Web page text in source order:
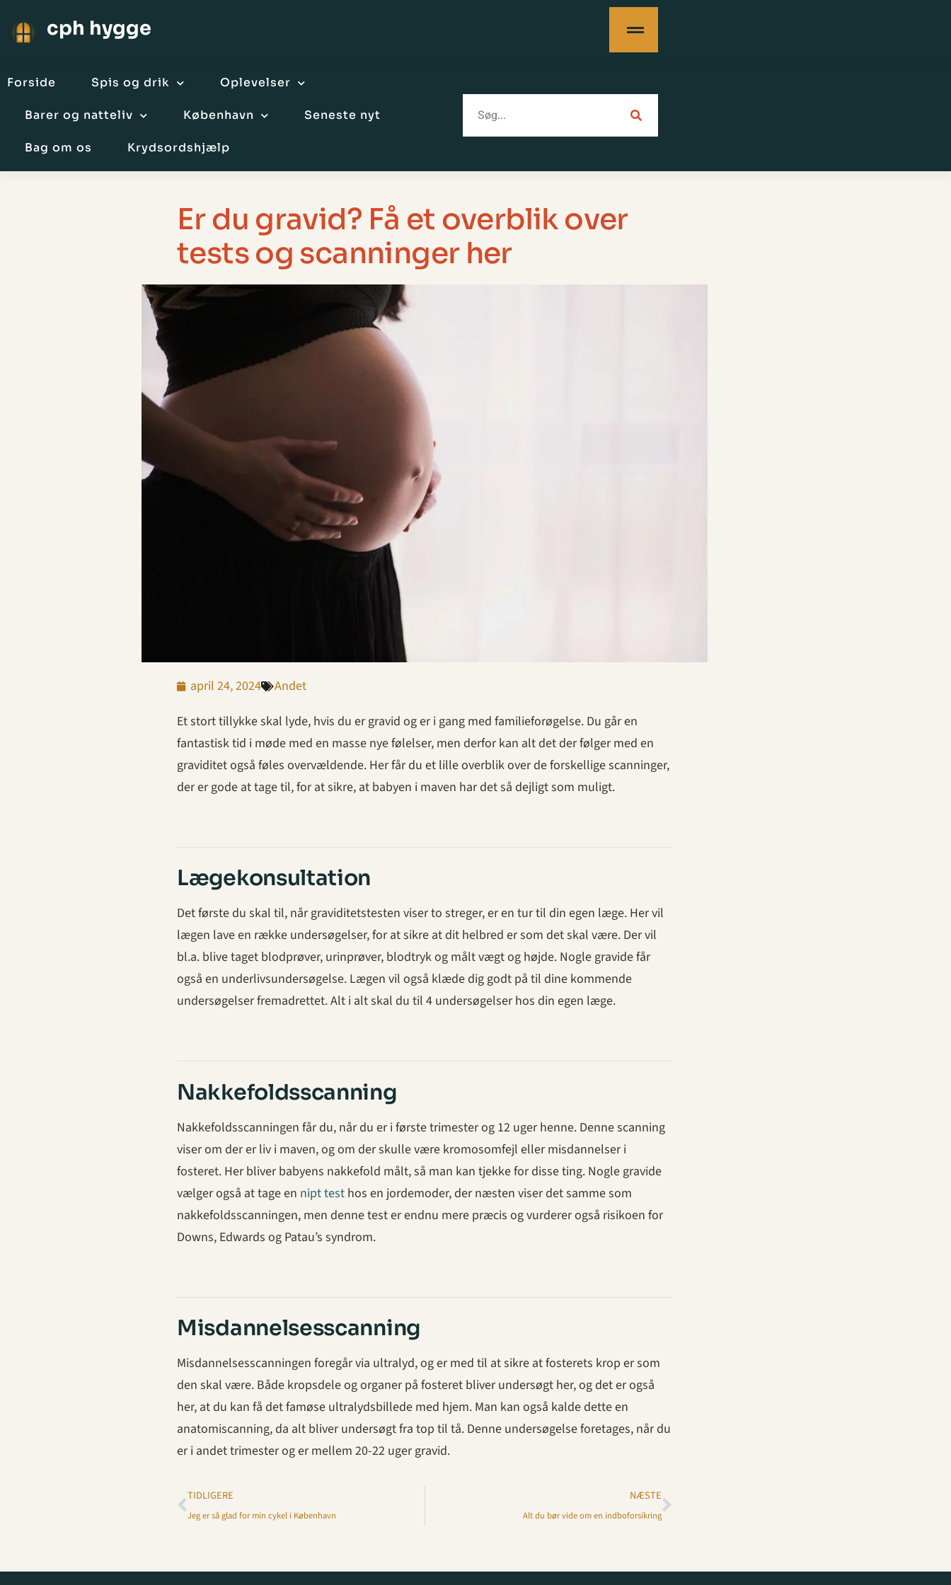
cph hygge
Forside Spis og drik Oplevelser
Barer og natteliv København Seneste nyt
Bag om os Krydsordshjælp
Er du gravid? Få et overblik over
tests og scanninger her
april 24, 2024
Andet
Et stort tillykke skal lyde, hvis du er gravid og er i gang med familieforøgelse. Du går en
fantastisk tid i møde med en masse nye følelser, men derfor kan alt det der følger med en
graviditet også føles overvældende. Her får du et lille overblik over de forskellige scanninger,
der er gode at tage til, for at sikre, at babyen i maven har det så dejligt som muligt.
Lægekonsultation
Det første du skal til, når graviditetstesten viser to streger, er en tur til din egen læge. Her vil
lægen lave en række undersøgelser, for at sikre at dit helbred er som det skal være. Der vil
bl.a. blive taget blodprøver, urinprøver, blodtryk og målt vægt og højde. Nogle gravide får
også en underlivsundersøgelse. Lægen vil også klæde dig godt på til dine kommende
undersøgelser fremadrettet. Alt i alt skal du til 4 undersøgelser hos din egen læge.
Nakkefoldsscanning
Nakkefoldsscanningen får du, når du er i første trimester og 12 uger henne. Denne scanning
viser om der er liv i maven, og om der skulle være kromosomfejl eller misdannelser i
fosteret. Her bliver babyens nakkefold målt, så man kan tjekke for disse ting. Nogle gravide
vælger også at tage en nipt test hos en jordemoder, der næsten viser det samme som
nakkefoldsscanningen, men denne test er endnu mere præcis og vurderer også risikoen for
Downs, Edwards og Patau’s syndrom.
Misdannelsesscanning
Misdannelsesscanningen foregår via ultralyd, og er med til at sikre at fosterets krop er som
den skal være. Både kropsdele og organer på fosteret bliver undersøgt her, og det er også
her, at du kan få det famøse ultralydsbillede med hjem. Man kan også kalde dette en
anatomiscanning, da alt bliver undersøgt fra top til tå. Denne undersøgelse foretages, når du
er i andet trimester og er mellem 20-22 uger gravid.
TIDLIGERE
Jeg er så glad for min cykel i København
NÆSTE
Alt du bør vide om en indboforsikring